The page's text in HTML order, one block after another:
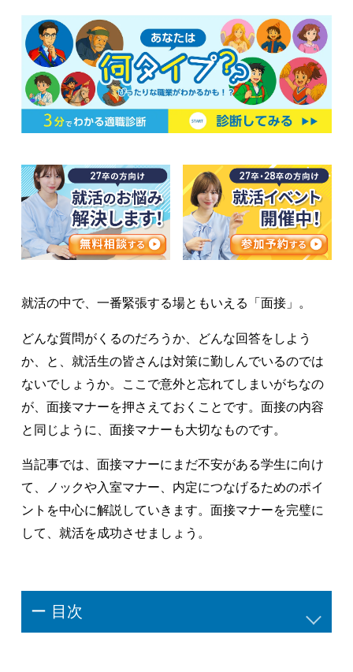
就活の中で、一番緊張する場ともいえる「面接」。
どんな質問がくるのだろうか、どんな回答をしよう
か、と、就活生の皆さんは対策に勤しんでいるのでは
ないでしょうか。ここで意外と忘れてしまいがちなの
が、面接マナーを押さえておくことです。面接の内容
と同じように、面接マナーも大切なものです。
当記事では、面接マナーにまだ不安がある学生に向け
て、ノックや入室マナー、内定につなげるためのポイ
ントを中心に解説していきます。面接マナーを完璧に
して、就活を成功させましょう。
ー 目次